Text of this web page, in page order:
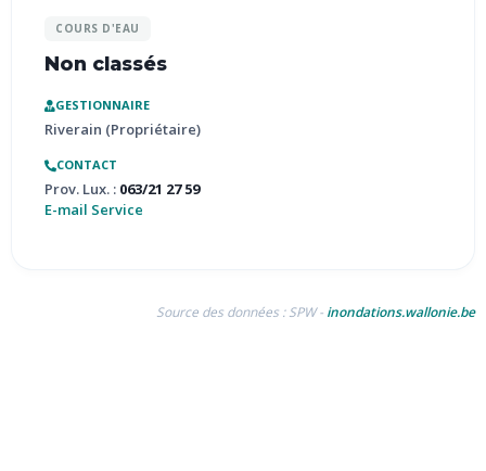
COURS D'EAU
Non classés
GESTIONNAIRE
Riverain (Propriétaire)
CONTACT
Prov. Lux. : 063/21 27 59
E-mail Service
Source des données : SPW - inondations.wallonie.be